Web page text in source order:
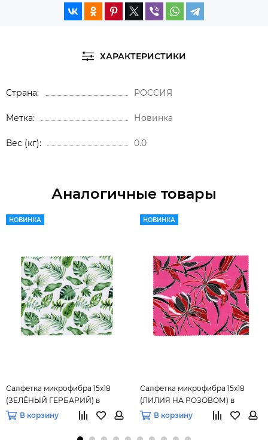
ХАРАКТЕРИСТИКИ
Страна РОССИЯ
Метка Новинка
Вес (кг) 0.0
Аналогичные товары
НОВИНКА
Салфетка микрофибра 15х18
(ЗЕЛЁНЫЙ ГЕРБАРИЙ) в
упаковке.
В корзину
НОВИНКА
Салфетка микрофибра 15х18
(ЛИЛИЯ НА РОЗОВОМ) в
упаковке.
В корзину